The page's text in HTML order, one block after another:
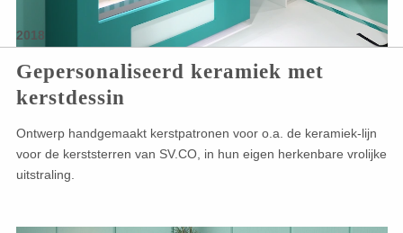
2018
Gepersonaliseerd keramiek met
kerstdessin
Ontwerp handgemaakt kerstpatronen voor o.a. de keramiek-lijn
voor de kerststerren van SV.CO, in hun eigen herkenbare vrolijke
uitstraling.